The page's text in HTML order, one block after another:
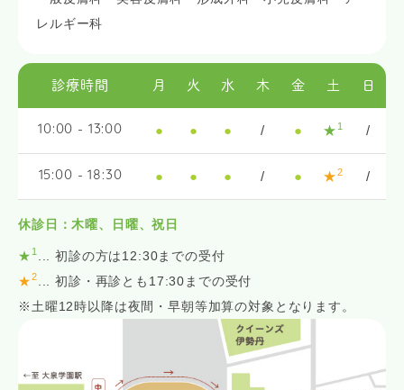
レルギー科
診療時間 月 火 水 木 金 土 日
10:00 - 13:00 ● ● ● / ● ★ 1 /
15:00 - 18:30 ● ● ● / ● ★2 /
休診日：木曜、日曜、祝日
★ 1
... 初診の方は12:30までの受付
★2
... 初診・再診とも17:30までの受付
※土曜12時以降は夜間・早朝等加算の対象となります。